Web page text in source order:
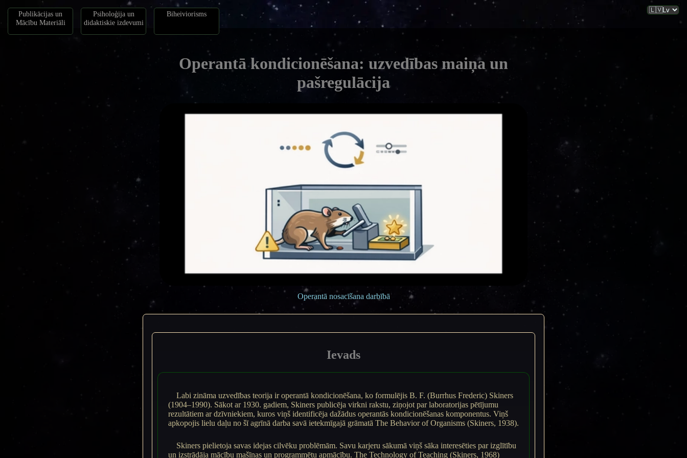
Publikācijas un
Mācību Materiāli
Psiholoģija un
didaktiskie izdevumi
Biheiviorisms
Operantā kondicionēšana: uzvedības maiņa un
pašregulācija
Operantā nosacīšana darbībā
Ievads
Labi zināma uzvedības teorija ir operantā kondicionēšana, ko formulējis B. F. (Burrhus Frederic) Skiners
(1904–1990). Sākot ar 1930. gadiem, Skiners publicēja virkni rakstu, ziņojot par laboratorijas pētījumu
rezultātiem ar dzīvniekiem, kuros viņš identificēja dažādus operantās kondicionēšanas komponentus. Viņš
apkopojis lielu daļu no šī agrīnā darba savā ietekmīgajā grāmatā The Behavior of Organisms (Skiners, 1938).
Skiners pielietoja savas idejas cilvēku problēmām. Savu karjeru sākumā viņš sāka interesēties par izglītību
un izstrādāja mācību mašīnas un programmētu apmācību. The Technology of Teaching (Skiners, 1968)